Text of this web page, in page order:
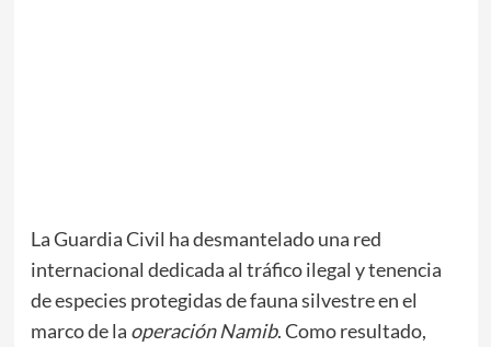
La Guardia Civil ha desmantelado una red
internacional dedicada al tráfico ilegal y tenencia
de especies protegidas de fauna silvestre en el
marco de la operación Namib. Como resultado,